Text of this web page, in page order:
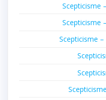
Scepticisme
Scepticisme
Scepticisme –